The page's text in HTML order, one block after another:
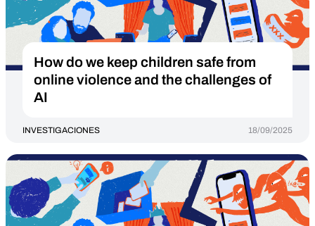
How do we keep children safe from
online violence and the challenges of
AI
INVESTIGACIONES 18/09/2025